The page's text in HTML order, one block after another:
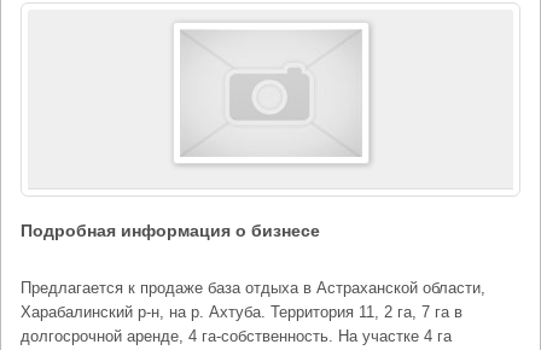
Подробная информация о бизнесе
Предлагается к продаже база отдыха в Астраханской области,
Харабалинский р-н, на р. Ахтуба. Территория 11, 2 га, 7 га в
долгосрочной аренде, 4 га-собственность. На участке 4 га